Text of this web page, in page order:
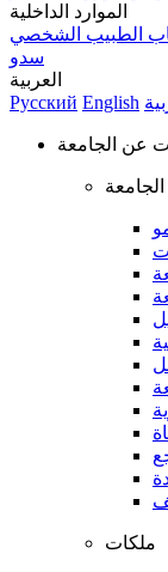
الموارد الداخلية
الطبيب الشخصي
سدو
العربية
Русский English
عن الجامعة
ملكات